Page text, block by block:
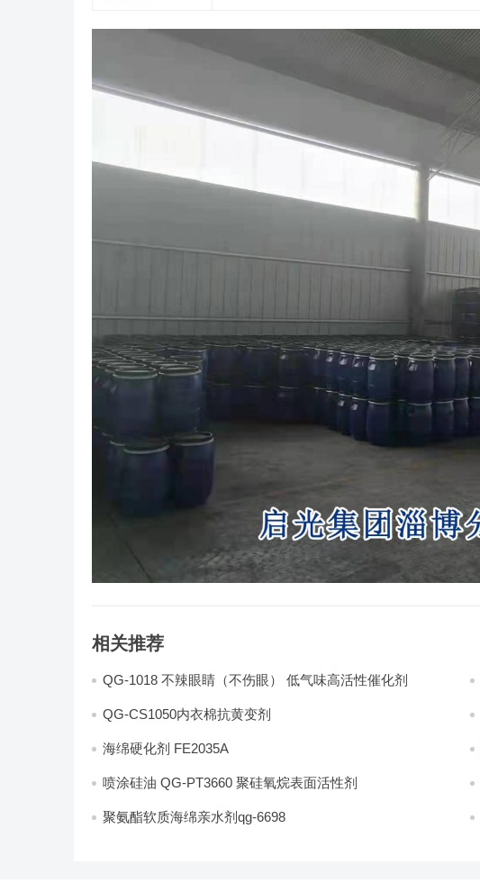
相关推荐
QG-1018 不辣眼睛（不伤眼） 低气味高活性催化剂
QG-CS1050内衣棉抗黄变剂
海绵硬化剂 FE2035A
喷涂硅油 QG-PT3660 聚硅氧烷表面活性剂
聚氨酯软质海绵亲水剂qg-6698